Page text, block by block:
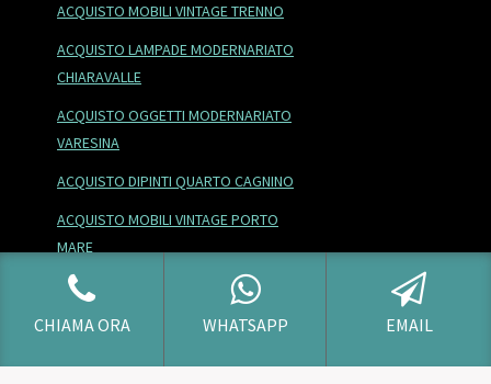
ACQUISTO MOBILI VINTAGE TRENNO
ACQUISTO LAMPADE MODERNARIATO
CHIARAVALLE
ACQUISTO OGGETTI MODERNARIATO
VARESINA
ACQUISTO DIPINTI QUARTO CAGNINO
ACQUISTO MOBILI VINTAGE PORTO
MARE
ACQUISTO MOBILI VINTAGE
CHIAMA ORA WHATSAPP EMAIL